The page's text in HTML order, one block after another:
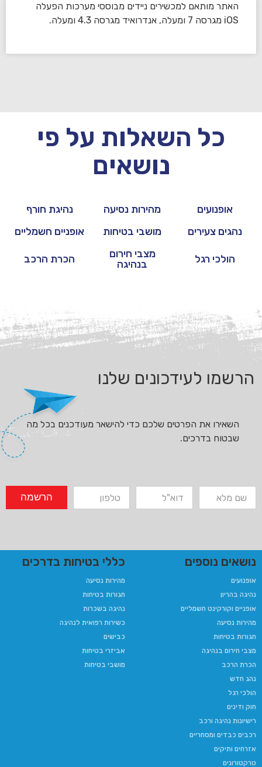
האתר מותאם למכשירים ניידים מבוססי מערכות הפעלה
iOS מגרסה 7 ומעלה, אנדרואיד מגרסה 4.3 ומעלה.
כל השאלות על פי
נושאים
אופנועים מהירות נסיעה
נהיגת חורף
נהגים צעירים
מושבי בטיחות אופניים חשמליים
הולכי רגל
מצבי חירום
בנהיגה
הכרת הרכב
הרשמו לעידכונים שלנו
השאירו את הפרטים שלכם כדי להישאר מעודכנים בכל מה
שבטוח בדרכים.
הרשמה
נושאים נוספים
אופנועים
נהיגה בהריון​
אופניים וקורקינט חשמליים
מהירות נסיעה
חגורות בטיחות
מצבי חירום בנהיגה
הכרת הרכב
נהג חדש
הולכי רגל
חוק ודינים
רישיונות נהיגה ורכב
רכבים כבדים ומסחריים
אזרחים ותיקים
טרקטורונים
כללי בטיחות בדרכים
מהירות נסיעה
חגורות בטיחות
נהיגה בשכרות
כשירות רפואית לנהיגה​
כבישים
אביזרי בטיחות
מושבי בטיחות